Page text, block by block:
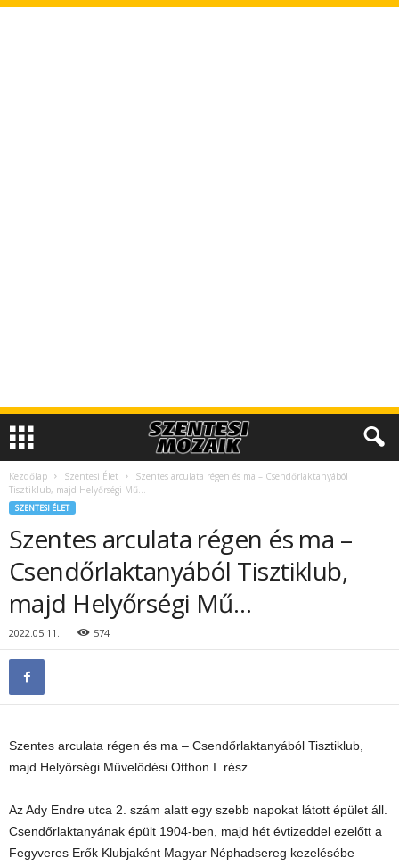
Kezdőlap Szentesi Élet
Szentes arculata régen és ma – Csendőrlaktanyából
Tisztiklub, majd Helyőrségi Mű…
SZENTESI ÉLET
Szentes arculata régen és ma –
Csendőrlaktanyából Tisztiklub,
majd Helyőrségi Mű…
2022.05.11. 574
Szentes arculata régen és ma – Csendőrlaktanyából Tisztiklub,
majd Helyőrségi Művelődési Otthon I. rész
Az Ady Endre utca 2. szám alatt egy szebb napokat látott épület áll.
Csendőrlaktanyának épült 1904-ben, majd hét évtizeddel ezelőtt a
Fegyveres Erők Klubjaként Magyar Néphadsereg kezelésébe